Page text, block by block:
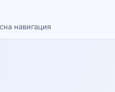
навигация